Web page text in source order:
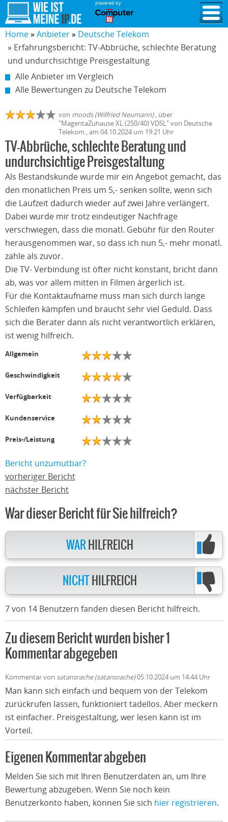
powered by
Home Anbieter
Deutsche Telekom
» Erfahrungsbericht: TV-Abbrüche, schlechte Beratung
und undurchsichtige Preisgestaltung
Alle Anbieter im Vergleich
Alle Bewertungen zu Deutsche Telekom
von moods (Wilfried Neumann), über
"MagentaZuhause XL (250/40) VDSL" von Deutsche
Telekom , am 04.10.2024um 19:21 Uhr
TV-Abbrüche, schlechte Beratung und
undurchsichtige Preisgestaltung
Als Bestandskunde wurde mir ein Angebot gemacht, das
den monatlichen Preis um 5,- senken sollte, wenn sich
die Laufzeit dadurch wieder auf zwei Jahre verlängert.
Dabei wurde mir trotz eindeutiger Nachfrage
verschwiegen, dass die monatl. Gebühr für den Router
herausgenommen war, so dass ich nun 5,- mehr monatl.
zahle als zuvor.
Die TV- Verbindung ist öfter nicht konstant, bricht dann
ab, was vor allem mitten in Filmen ärgerlich ist.
Für die Kontaktaufname muss man sich durch lange
Schleifen kämpfen und braucht sehr viel Geduld. Dass
sich die Berater dann als nicht verantwortlich erklären,
ist wenig hilfreich.
Allgemein
Geschwindigkeit
Verfügbarkeit
Kundenservice
Preis-/Leistung
Bericht unzumutbar?
vorheriger Bericht
nächster Bericht
War dieser Bericht für Sie hilfreich?
WAR HILFREICH
NICHT HILFREICH
7 von 14 Benutzern fanden diesen Bericht hilfreich.
Zu diesem Bericht wurden bisher 1
Kommentar abgegeben
Kommentar von satansrache (satansrache)05.10.2024 um 14:44 Uhr
Man kann sich einfach und bequem von der Telekom
zurückrufen lassen, funktioniert tadellos. Aber meckern
ist einfacher. Preisgestaltung, wer lesen kann ist im
Vorteil.
Eigenen Kommentar abgeben
Melden Sie sich mit Ihren Benutzerdaten an, um Ihre
Bewertung abzugeben. Wenn Sie noch kein
Benutzerkonto haben, können Sie sich hier registrieren.